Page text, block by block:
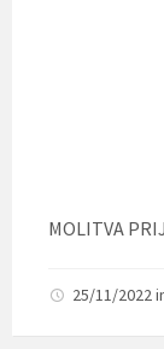
MOLITVA
25/11/2022